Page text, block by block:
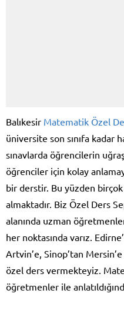
Balıkesir Matematik Özel
üniversite son sınıfa kadar
sınavlarda öğrencilerin
öğrenciler için kolay
bir derstir. Bu yüzden
almaktadır. Biz Özel Ders
alanında uzman
her noktasında varız.
Artvin’e, Sinop’tan
özel ders vermekteyiz.
öğretmenler ile